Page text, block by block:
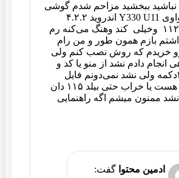
ببخشید مزاحم شدم گوشی
من هواوی Y330 U11 اندروید ۴.۲.۲
بیلده ۱۱۲ وخیلی کند وهنگ می‌کنه رم
گذاشتم بازم همون طور و من رام
خریدم که روش نصب کنم ولی
انجام دادم نشد از منو یا کد و
حتی ۳دکمه ولی نشد نمی‌دونم فایل
ناقص هست یا خراب حتی بیلد ۱۱۵ دان
ممنون میشم اگه راهنمایی
ادمین محتوا گفت: